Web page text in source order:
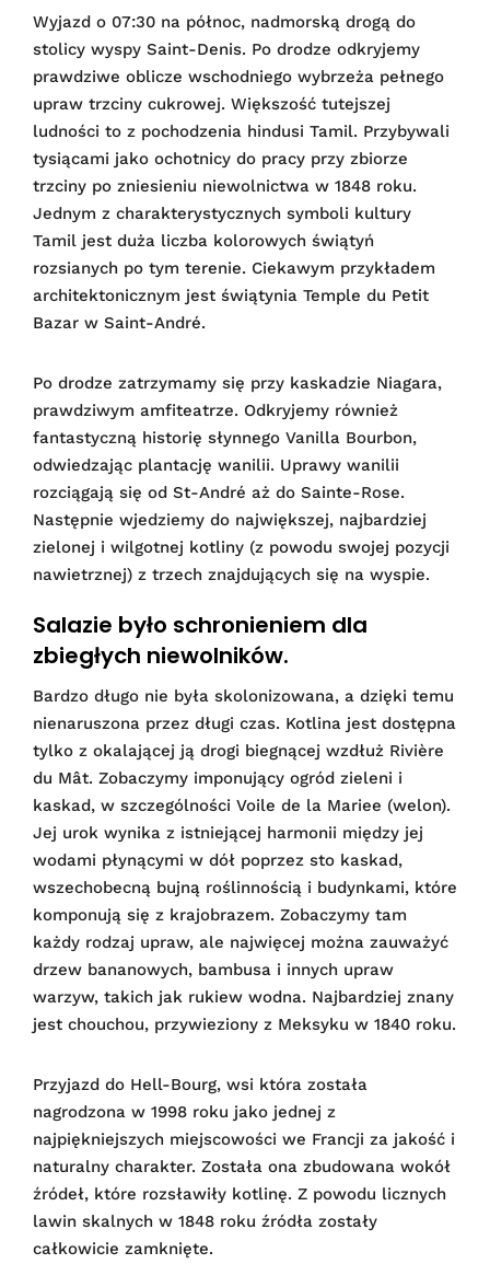
Wyjazd o 07:30 na północ, nadmorską drogą do
stolicy wyspy Saint-Denis. Po drodze odkryjemy
prawdziwe oblicze wschodniego wybrzeża pełnego
upraw trzciny cukrowej. Większość tutejszej
ludności to z pochodzenia hindusi Tamil. Przybywali
tysiącami jako ochotnicy do pracy przy zbiorze
trzciny po zniesieniu niewolnictwa w 1848 roku.
Jednym z charakterystycznych symboli kultury
Tamil jest duża liczba kolorowych świątyń
rozsianych po tym terenie. Ciekawym przykładem
architektonicznym jest świątynia Temple du Petit
Bazar w Saint-André.
Po drodze zatrzymamy się przy kaskadzie Niagara,
prawdziwym amfiteatrze. Odkryjemy również
fantastyczną historię słynnego Vanilla Bourbon,
odwiedzając plantację wanilii. Uprawy wanilii
rozciągają się od St-André aż do Sainte-Rose.
Następnie wjedziemy do największej, najbardziej
zielonej i wilgotnej kotliny (z powodu swojej pozycji
nawietrznej) z trzech znajdujących się na wyspie.
Salazie było schronieniem dla
zbiegłych niewolników.
Bardzo długo nie była skolonizowana, a dzięki temu
nienaruszona przez długi czas. Kotlina jest dostępna
tylko z okalającej ją drogi biegnącej wzdłuż Rivière
du Mât. Zobaczymy imponujący ogród zieleni i
kaskad, w szczególności Voile de la Mariee (welon).
Jej urok wynika z istniejącej harmonii między jej
wodami płynącymi w dół poprzez sto kaskad,
wszechobecną bujną roślinnością i budynkami, które
komponują się z krajobrazem. Zobaczymy tam
każdy rodzaj upraw, ale najwięcej można zauważyć
drzew bananowych, bambusa i innych upraw
warzyw, takich jak rukiew wodna. Najbardziej znany
jest chouchou, przywieziony z Meksyku w 1840 roku.
Przyjazd do Hell-Bourg, wsi która została
nagrodzona w 1998 roku jako jednej z
najpiękniejszych miejscowości we Francji za jakość i
naturalny charakter. Została ona zbudowana wokół
źródeł, które rozsławiły kotlinę. Z powodu licznych
lawin skalnych w 1848 roku źródła zostały
całkowicie zamknięte.